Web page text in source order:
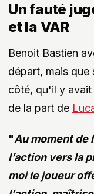
Un fauté
et la VAR
Benoit Bastien
départ, mais que
côté, qu'il y avait
de la part de
"Au moment de
l’action vers la
moi le joueur